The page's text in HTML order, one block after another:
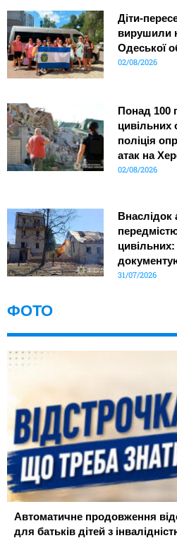
Діти-
вирушили
Одеської
02/08/2026
Понад 100
цивільних
поліція
атак на
02/08/2026
Внаслідок
цивільних:
31/07/2026
ФОТО
Автоматичне продовження
для батьків дітей з